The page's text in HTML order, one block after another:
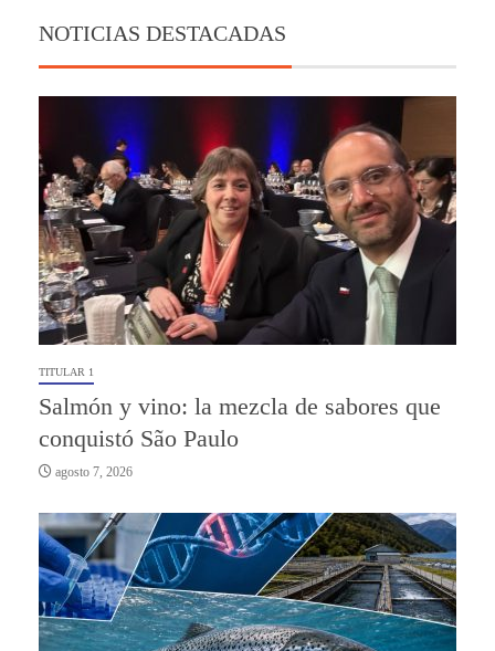
NOTICIAS DESTACADAS
TITULAR 1
Salmón y vino: la mezcla de sabores que
conquistó São Paulo
agosto 7, 2026